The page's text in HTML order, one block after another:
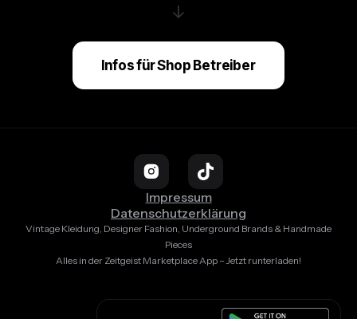
↓
Infos für Shop Betreiber
Impressum
Datenschutzerklärung
Vintage Kleidung, Designer Fashion, Underground Brands & Handmade
Pieces
Alles in der Zeitgeist Marketplace App – Jetzt runterladen!